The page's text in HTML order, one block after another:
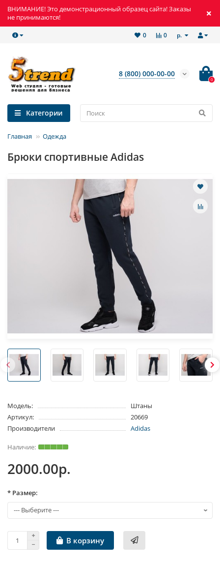
ВНИМАНИЕ! Это демонстрационный образец сайта! Заказы
не принимаются!
р.
0
0
8 (800) 000-00-00
0
Категории
Главная Одежда
Брюки спортивные Adidas
Модель:
Штаны
Артикул:
20669
Производители
Adidas
2000.00р.
* Размер:
В корзину